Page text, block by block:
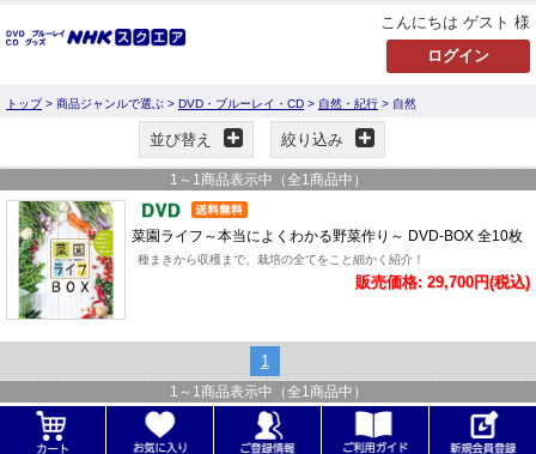
こんにちは ゲスト 様
トップ> 商品ジャンルで選ぶ > DVD・ブルーレイ・CD > 自然・紀行 > 自然
並び替え 絞り込み
1 ～ 1 商品表示中（全1 商品中）
菜園ライフ～本当によくわかる野菜作り～ DVD-BOX 全10枚
種まきから収穫まで、栽培の全てをこと細かく紹介！
販売価格: 29,700円(税込)
1
1 ～ 1 商品表示中（全1 商品中）